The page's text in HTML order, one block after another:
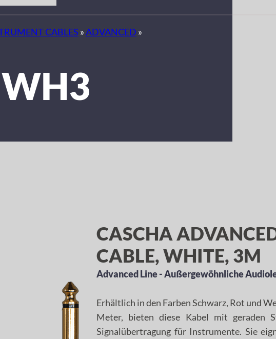
CABLES »ADVANCED »
CASCHA
CABLE, WHITE, 3M
Advanced Line - Außergewöhnliche
Erhältlich in den Farben Schwarz, Rot und
Meter, bieten diese Kabel mit geraden
Signalübertragung für Instrumente. Sie